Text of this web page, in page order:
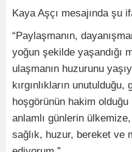
Kaya Aşçı mesajında şu
“Paylaşmanın,
yoğun şekilde yaşandığı
ulaşmanın huzurunu
kırgınlıkların
hoşgörünün hakim
anlamlı günlerin
sağlık, huzur, bereket ve